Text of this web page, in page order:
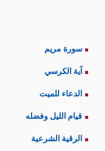
سورة مريم
آية الكرسي
الدعاء للميت
قيام الليل وفضله
الرقية الشرعية